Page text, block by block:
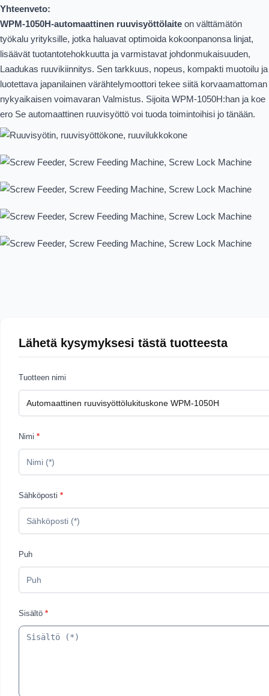
Yhteenveto:
WPM-1050H-automaattinen ruuvisyöttölaite on välttämätön
työkalu yrityksille, jotka haluavat optimoida kokoonpanonsa linjat,
lisäävät tuotantotehokkuutta ja varmistavat johdonmukaisuuden,
Laadukas ruuvikiinnitys. Sen tarkkuus, nopeus, kompakti muotoilu ja
luotettava japanilainen värähtelymoottori tekee siitä korvaamattoman
nykyaikaisen voimavaran Valmistus. Sijoita WPM-1050H:han ja koe
ero Se automaattinen ruuvisyöttö voi tuoda toimintoihisi jo tänään.
Lähetä kysymyksesi tästä tuotteesta
Tuotteen nimi
Nimi *
Sähköposti *
Puh
Sisältö *